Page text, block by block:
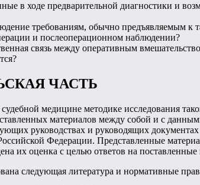
в ходе предварительной диагностики и
требованиям, обычно предъявляемым к
и послеоперационном наблюдении?
связь между оперативным
ЧАСТЬ
медицине методике исследования
материалов между собой и с
руководствах и руководящих
Федерации. Представленные
их оценка с целью ответов на
следующая литература и нормативные